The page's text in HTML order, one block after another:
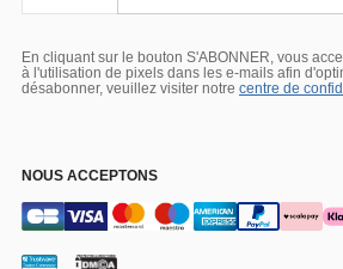
En cliquant sur le bouton S'ABONNER, vous
à l'utilisation de pixels dans les e-mails afin
désabonner, veuillez visiter notre centre de
NOUS ACCEPTONS